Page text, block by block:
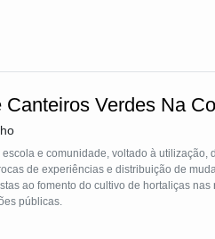
Verdes Na
e comunidade, voltado à utilização,
ao fomento do cultivo de hortaliças nas
públicas.